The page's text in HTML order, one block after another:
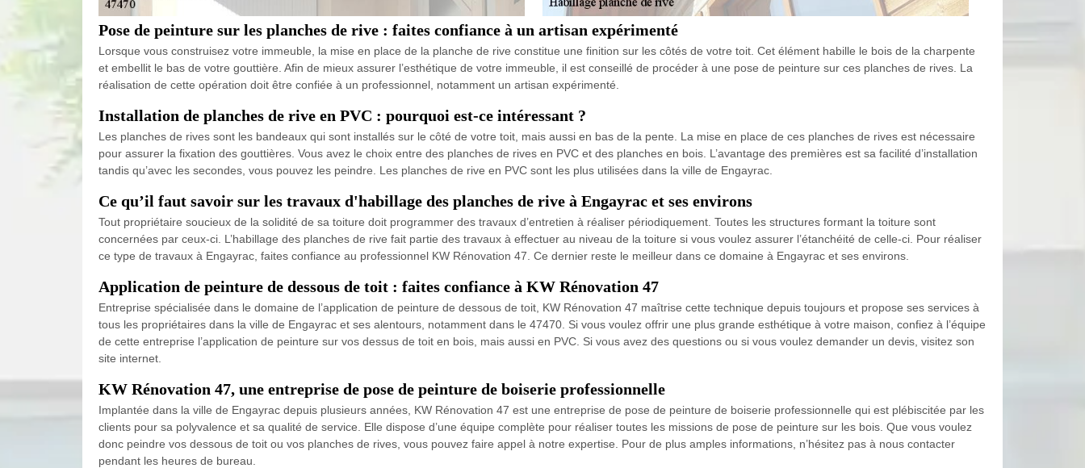
Pose de peinture sur les planches de rive : faites confiance à un artisan expérimenté
Lorsque vous construisez votre immeuble, la mise en place de la planche de rive constitue une finition sur les côtés de votre toit. Cet élément habille le bois de la charpente
et embellit le bas de votre gouttière. Afin de mieux assurer l’esthétique de votre immeuble, il est conseillé de procéder à une pose de peinture sur ces planches de rives. La
réalisation de cette opération doit être confiée à un professionnel, notamment un artisan expérimenté.
Installation de planches de rive en PVC : pourquoi est-ce intéressant ?
Les planches de rives sont les bandeaux qui sont installés sur le côté de votre toit, mais aussi en bas de la pente. La mise en place de ces planches de rives est nécessaire
pour assurer la fixation des gouttières. Vous avez le choix entre des planches de rives en PVC et des planches en bois. L’avantage des premières est sa facilité d’installation
tandis qu’avec les secondes, vous pouvez les peindre. Les planches de rive en PVC sont les plus utilisées dans la ville de Engayrac.
Ce qu’il faut savoir sur les travaux d'habillage des planches de rive à Engayrac et ses environs
Tout propriétaire soucieux de la solidité de sa toiture doit programmer des travaux d’entretien à réaliser périodiquement. Toutes les structures formant la toiture sont
concernées par ceux-ci. L’habillage des planches de rive fait partie des travaux à effectuer au niveau de la toiture si vous voulez assurer l’étanchéité de celle-ci. Pour réaliser
ce type de travaux à Engayrac, faites confiance au professionnel KW Rénovation 47. Ce dernier reste le meilleur dans ce domaine à Engayrac et ses environs.
Application de peinture de dessous de toit : faites confiance à KW Rénovation 47
Entreprise spécialisée dans le domaine de l’application de peinture de dessous de toit, KW Rénovation 47 maîtrise cette technique depuis toujours et propose ses services à
tous les propriétaires dans la ville de Engayrac et ses alentours, notamment dans le 47470. Si vous voulez offrir une plus grande esthétique à votre maison, confiez à l’équipe
de cette entreprise l’application de peinture sur vos dessus de toit en bois, mais aussi en PVC. Si vous avez des questions ou si vous voulez demander un devis, visitez son
site internet.
KW Rénovation 47, une entreprise de pose de peinture de boiserie professionnelle
Implantée dans la ville de Engayrac depuis plusieurs années, KW Rénovation 47 est une entreprise de pose de peinture de boiserie professionnelle qui est plébiscitée par les
clients pour sa polyvalence et sa qualité de service. Elle dispose d’une équipe complète pour réaliser toutes les missions de pose de peinture sur les bois. Que vous voulez
donc peindre vos dessous de toit ou vos planches de rives, vous pouvez faire appel à notre expertise. Pour de plus amples informations, n’hésitez pas à nous contacter
pendant les heures de bureau.